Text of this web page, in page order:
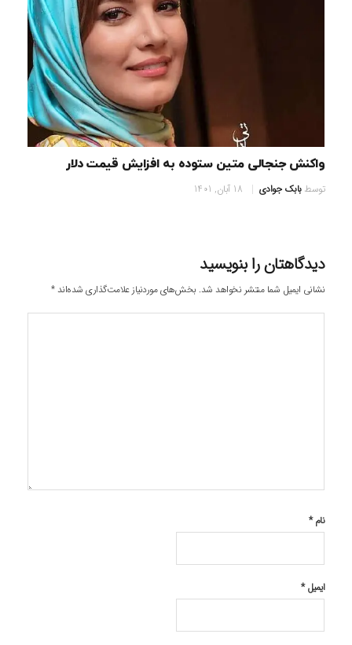
واکنش جنجالی متین ستوده به افزایش قیمت دلار
توسطبابک جوادی 18 آبان, 1401
دیدگاهتان را بنویسید
نشانی ایمیل شما منتشر نخواهد شد. بخش‌های موردنیاز علامت‌گذاری شده‌اند*
نام*
ایمیل*